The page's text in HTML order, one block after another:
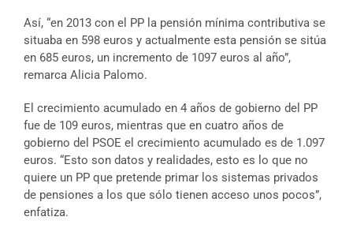
Así, “en 2013 con el PP la pensión mínima contributiva se
situaba en 598 euros y actualmente esta pensión se sitúa
en 685 euros, un incremento de 1097 euros al año”,
remarca Alicia Palomo.
El crecimiento acumulado en 4 años de gobierno del PP
fue de 109 euros, mientras que en cuatro años de
gobierno del PSOE el crecimiento acumulado es de 1.097
euros. “Esto son datos y realidades, esto es lo que no
quiere un PP que pretende primar los sistemas privados
de pensiones a los que sólo tienen acceso unos pocos”,
enfatiza.